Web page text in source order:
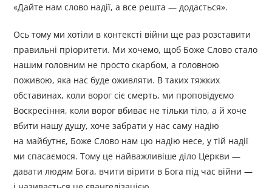
«Дайте нам слово надії, а все решта — додасться».
Ось тому ми хотіли в контексті війни ще раз розставити
правильні пріоритети. Ми хочемо, щоб Боже Слово стало
нашим головним не просто скарбом, а головною
поживою, яка нас буде оживляти. В таких тяжких
обставинах, коли ворог сіє смерть, ми проповідуємо
Воскресіння, коли ворог вбиває не тільки тіло, а й хоче
вбити нашу душу, хоче забрати у нас саму надію
на майбутнє, Боже Слово нам цю надію несе, у тій надії
ми спасаємося. Тому це найважливіше діло Церкви —
давати людям Бога, вчити вірити в Бога під час війни —